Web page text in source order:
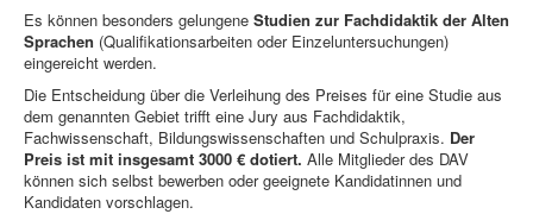
Es können besonders gelungene Studien zur Fachdidaktik der Alten
Sprachen (Qualifikationsarbeiten oder Einzeluntersuchungen)
eingereicht werden.
Die Entscheidung über die Verleihung des Preises für eine Studie aus
dem genannten Gebiet trifft eine Jury aus Fachdidaktik,
Fachwissenschaft, Bildungswissenschaften und Schulpraxis. Der
Preis ist mit insgesamt 3000 € dotiert. Alle Mitglieder des DAV
können sich selbst bewerben oder geeignete Kandidatinnen und
Kandidaten vorschlagen.